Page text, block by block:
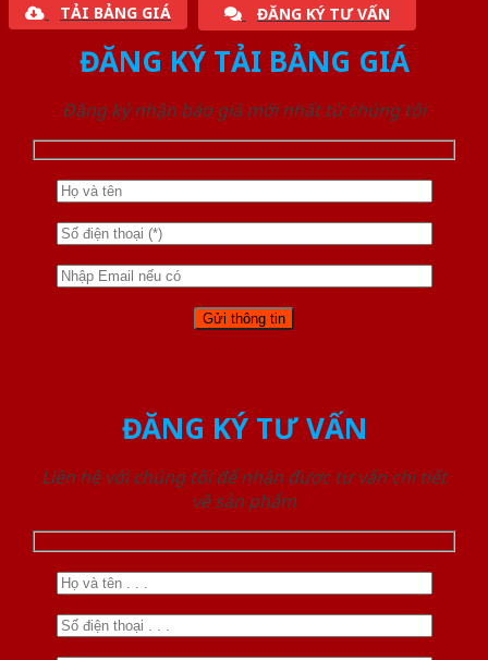
TẢI BẢNG GIÁ ĐĂNG KÝ TƯ VẤN
ĐĂNG KÝ TẢI BẢNG GIÁ
Đăng ký nhận báo giá mới nhất từ chúng tôi
ĐĂNG KÝ TƯ VẤN
Liên hệ với chúng tôi để nhận được tư vấn chi tiết
về sản phẩm